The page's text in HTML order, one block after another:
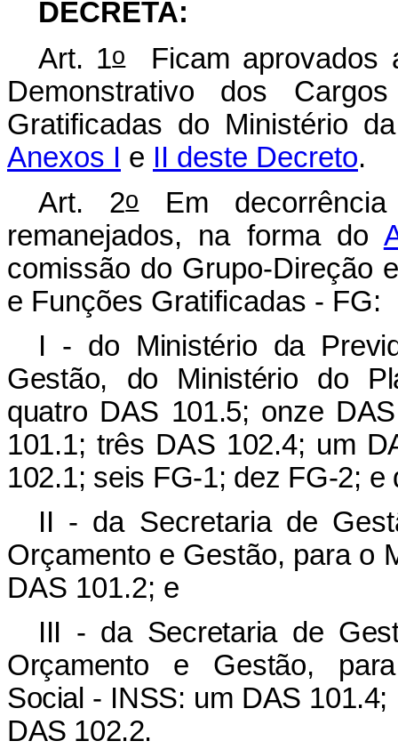
DECRETA:
Art. 1oFicam aprovados
Demonstrativo dos
Gratificadas do Ministério
Anexos I e II deste Decreto.
Art. 2oEm
remanejados, na forma do
comissão do Grupo-Direção
e Funções Gratificadas - FG:
I - do Ministério da
Gestão, do Ministério do
quatro DAS 101.5; onze
101.1; três DAS 102.4; um
102.1; seis FG-1; dez FG-2; e
II - da Secretaria de
Orçamento e Gestão, para o
DAS 101.2; e
III - da Secretaria de
Orçamento e Gestão,
Social - INSS: um DAS
DAS 102.2.